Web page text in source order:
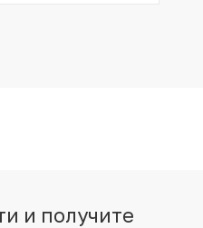
и получите